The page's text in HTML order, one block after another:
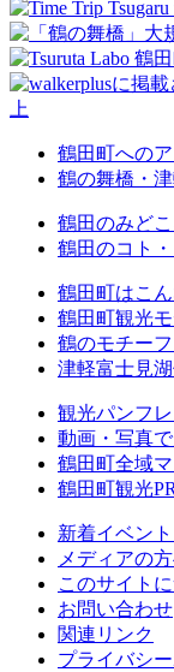
鶴田町への
鶴の舞橋・
鶴田のみど
鶴田のコト・
鶴田町はこ
鶴田町観光
鶴のモチーフ
津軽富士見
観光パンフ
動画・写真
鶴田町全域
鶴田町観光
新着イベン
メディアの
このサイト
お問い合わせ
関連リンク
プライバシ